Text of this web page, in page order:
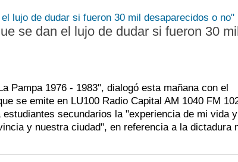
se dan el lujo de dudar si fueron 30
Pampa 1976 - 1983", dialogó esta mañana con el
se emite en LU100 Radio Capital AM 1040 FM
secundarios la "experiencia de mi vida
y nuestra ciudad", en referencia a la dictadura